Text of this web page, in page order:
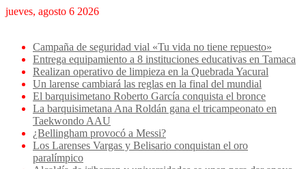
jueves, agosto 6 2026
Campaña de seguridad vial «Tu vida no tiene repuesto»
Entrega equipamiento a 8 instituciones educativas en Tamaca
Realizan operativo de limpieza en la Quebrada Yacural
Un larense cambiará las reglas en la final del mundial
El barquisimetano Roberto García conquista el bronce
La barquisimetana Ana Roldán gana el tricampeonato en
Taekwondo AAU
¿Bellingham provocó a Messi?
Los Larenses Vargas y Belisario conquistan el oro
paralímpico